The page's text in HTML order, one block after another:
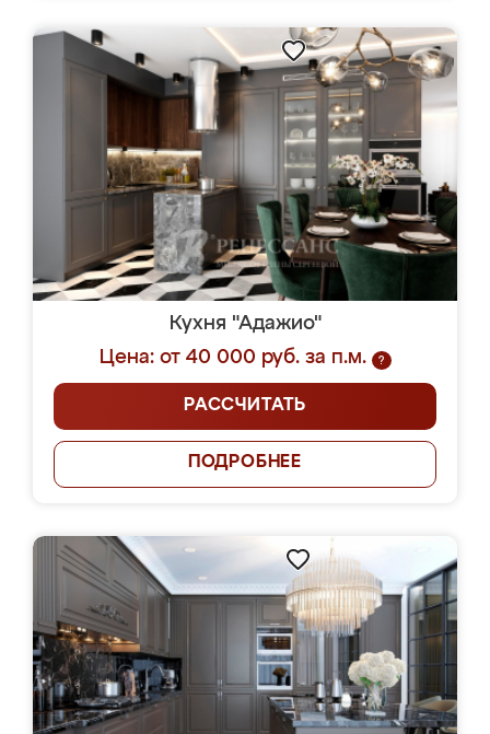
Кухня "Адажио"
Цена: от 40 000 руб. за п.м.
?
РАССЧИТАТЬ
ПОДРОБНЕЕ